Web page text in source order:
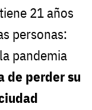
tiene 21 años
personas:
pandemia
de perder su